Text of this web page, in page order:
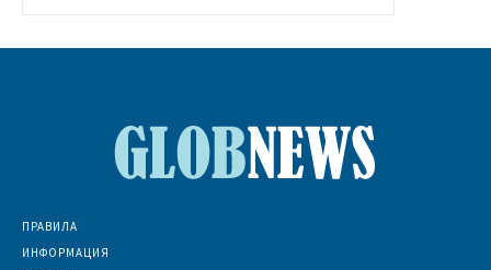
ПРАВИЛА
ИНФОРМАЦИЯ